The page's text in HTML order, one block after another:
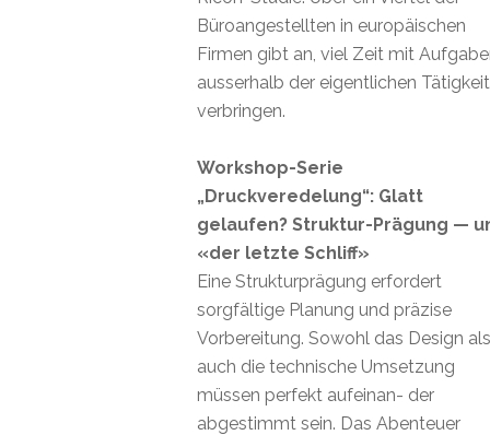
Büroangestellten in europäischen
Firmen gibt an, viel Zeit mit
ausserhalb der eigentlichen
verbringen.
Workshop-Serie
„Druckveredelung“: Glatt
gelaufen? Struktur-Prägung —
«der letzte Schliff»
Eine Strukturprägung erfordert
sorgfältige Planung und präzise
Vorbereitung. Sowohl das Design als
auch die technische Umsetzung
müssen perfekt aufeinan- der
abgestimmt sein. Das Abenteuer